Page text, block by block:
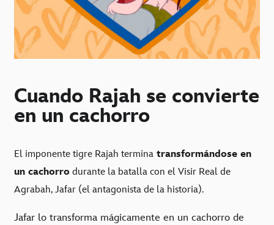
Cuando Rajah se convierte
en un cachorro
El imponente tigre Rajah termina transformándose en
un cachorro durante la batalla con el Visir Real de
Agrabah, Jafar (el antagonista de la historia).
Jafar lo transforma mágicamente en un cachorro de